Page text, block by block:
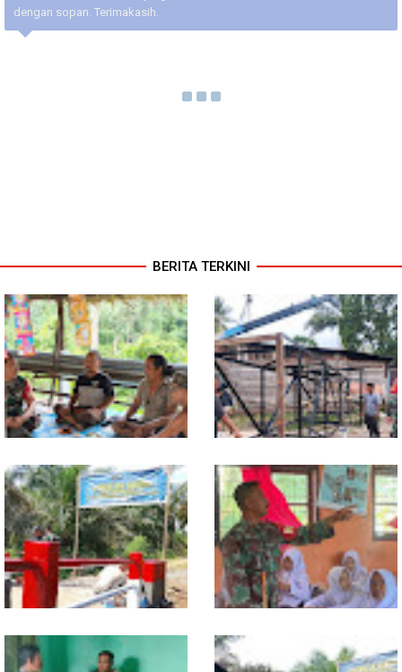
dengan sopan. Terimakasih.
BERITA TERKINI
Warung Kopi Jadi Ruang
Komsos, Babinsa Ajak Warga
Jaga Keamanan Lingkungan
Program TNI AD Manunggal Air
Masuki Tahap Pendirian Tower
Polytank di Simpang Kiri